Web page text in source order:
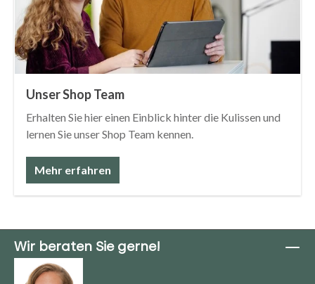
Unser Shop Team
Erhalten Sie hier einen Einblick hinter die Kulissen und
lernen Sie unser Shop Team kennen.
Mehr erfahren
Wir beraten Sie gerne!